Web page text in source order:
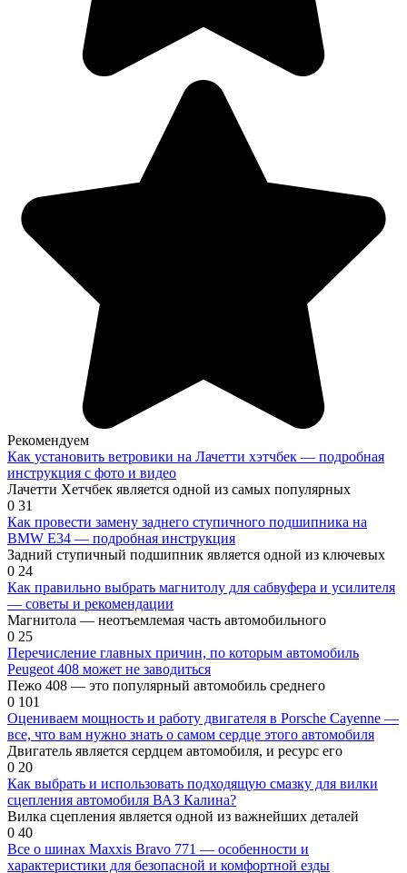
Рекомендуем
Как установить ветровики на Лачетти хэтчбек — подробная
инструкция с фото и видео
Лачетти Хетчбек является одной из самых популярных
0 31
Как провести замену заднего ступичного подшипника на
BMW E34 — подробная инструкция
Задний ступичный подшипник является одной из ключевых
0 24
Как правильно выбрать магнитолу для сабвуфера и усилителя
— советы и рекомендации
Магнитола — неотъемлемая часть автомобильного
0 25
Перечисление главных причин, по которым автомобиль
Peugeot 408 может не заводиться
Пежо 408 — это популярный автомобиль среднего
0 101
Оцениваем мощность и работу двигателя в Porsche Cayenne —
все, что вам нужно знать о самом сердце этого автомобиля
Двигатель является сердцем автомобиля, и ресурс его
0 20
Как выбрать и использовать подходящую смазку для вилки
сцепления автомобиля ВАЗ Калина?
Вилка сцепления является одной из важнейших деталей
0 40
Все о шинах Maxxis Bravo 771 — особенности и
характеристики для безопасной и комфортной езды